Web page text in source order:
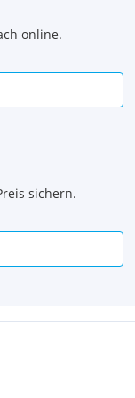
Badewanne, WC
Home-Office
online.
sichern.